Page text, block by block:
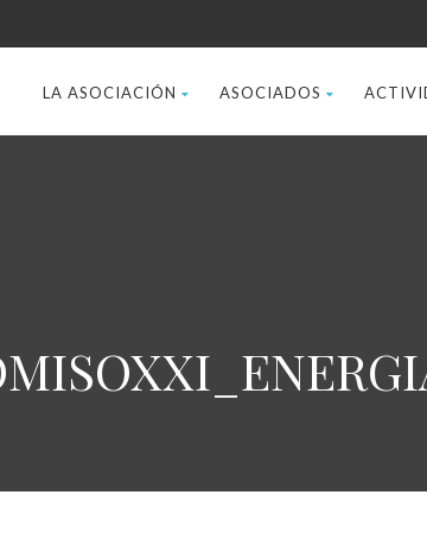
LA ASOCIACIÓN ASOCIADOS